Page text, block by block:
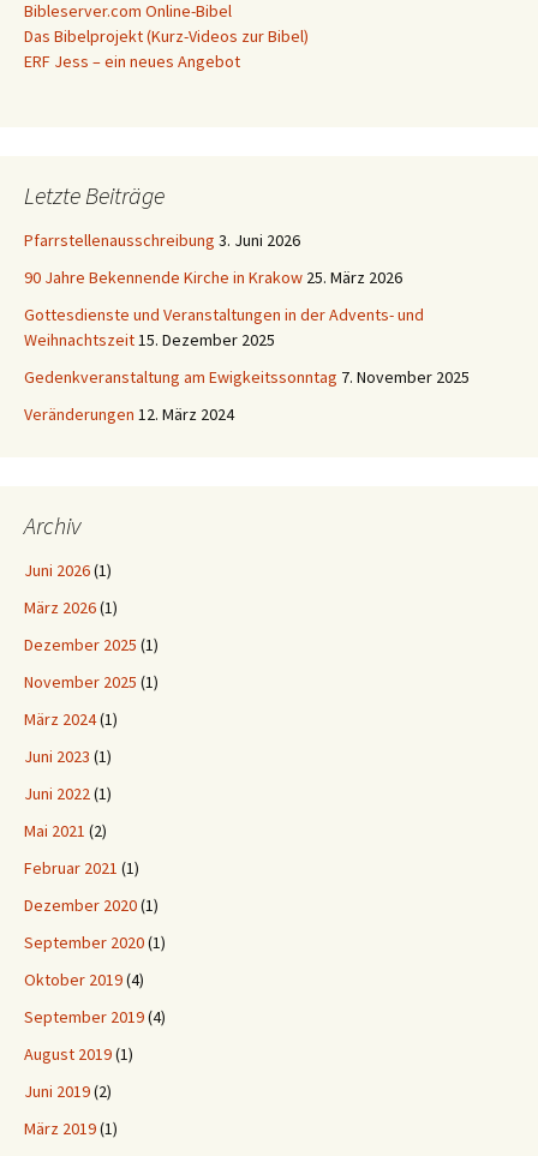
Bibleserver.com Online-Bibel
Das Bibelprojekt (Kurz-Videos zur Bibel)
ERF Jess – ein neues Angebot
Letzte Beiträge
Pfarrstellenausschreibung 3. Juni 2026
90 Jahre Bekennende Kirche in Krakow 25. März 2026
Gottesdienste und Veranstaltungen in der Advents- und
Weihnachtszeit15. Dezember 2025
Gedenkveranstaltung am Ewigkeitssonntag 7. November 2025
Veränderungen 12. März 2024
Archiv
Juni 2026(1)
März 2026(1)
Dezember 2025 (1)
November 2025 (1)
März 2024(1)
Juni 2023 (1)
Juni 2022(1)
Mai 2021 (2)
Februar 2021 (1)
Dezember 2020(1)
September 2020(1)
Oktober 2019(4)
September 2019(4)
August 2019(1)
Juni 2019(2)
März 2019(1)